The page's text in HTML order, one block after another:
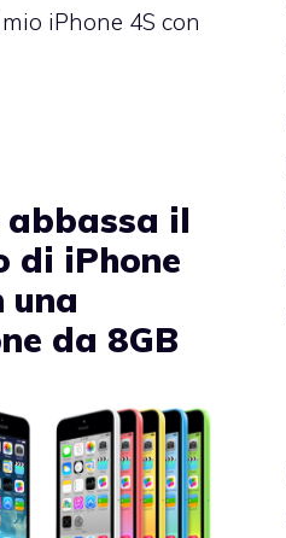
iPhone 4S con
abbassa il
di iPhone
una
da 8GB